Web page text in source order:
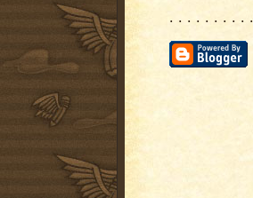
· · · · · · · · · ·